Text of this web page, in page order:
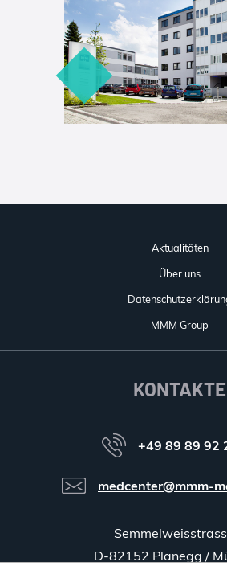
Aktualitäten
Über uns
MMM Group
KONTAKTE
+49 89 89 92
medcenter@mmm-
D-82152 Planegg /